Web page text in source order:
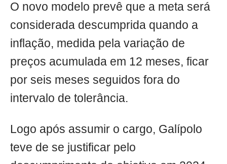
O novo modelo prevê que a meta será
considerada descumprida quando a
inflação, medida pela variação de
preços acumulada em 12 meses, ficar
por seis meses seguidos fora do
intervalo de tolerância.
Logo após assumir o cargo, Galípolo
teve de se justificar pelo